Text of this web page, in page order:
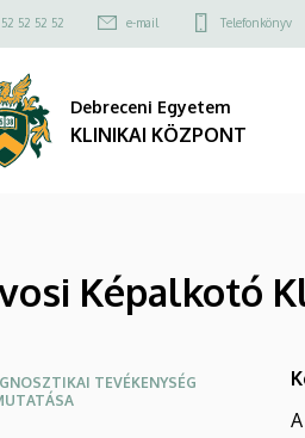
52 52 52 52 e-mail Telefonkönyv
Debreceni Egyetem
KLINIKAI KÖZPONT
Képalkotó
TEVÉKENYSÉG